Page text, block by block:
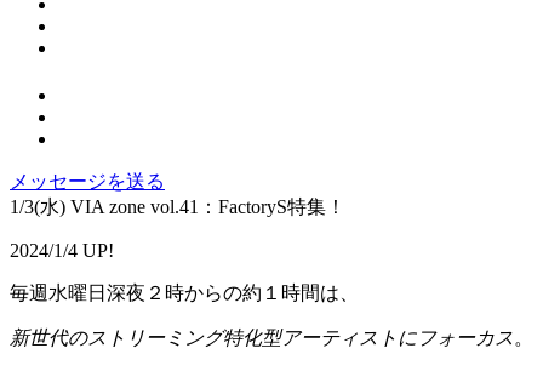
メッセージを送る
1/3(水) VIA zone vol.41：FactoryS特集！
2024/1/4 UP!
毎週水曜日深夜２時からの約１時間は、
新世代のストリーミング特化型アーティストにフォーカス。